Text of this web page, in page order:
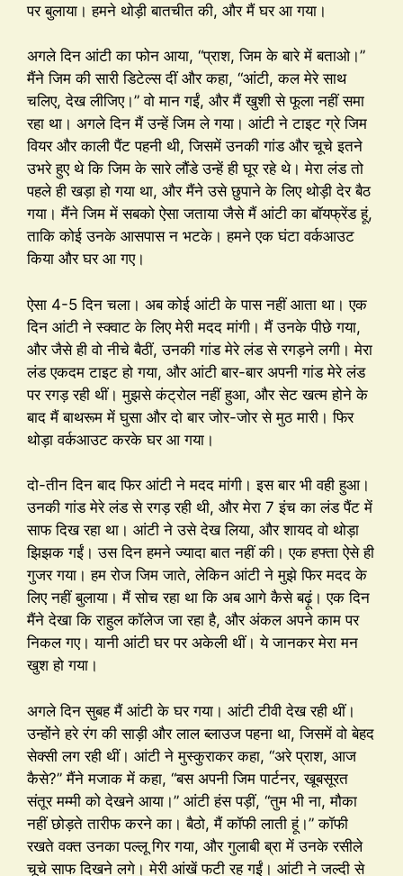
पर बुलाया। हमने थोड़ी बातचीत की, और मैं घर आ गया।
अगले दिन आंटी का फोन आया, “प्राश, जिम के बारे में बताओ।”
मैंने जिम की सारी डिटेल्स दीं और कहा, “आंटी, कल मेरे साथ
चलिए, देख लीजिए।” वो मान गईं, और मैं खुशी से फूला नहीं समा
रहा था। अगले दिन मैं उन्हें जिम ले गया। आंटी ने टाइट ग्रे जिम
वियर और काली पैंट पहनी थी, जिसमें उनकी गांड और चूचे इतने
उभरे हुए थे कि जिम के सारे लौंडे उन्हें ही घूर रहे थे। मेरा लंड तो
पहले ही खड़ा हो गया था, और मैंने उसे छुपाने के लिए थोड़ी देर बैठ
गया। मैंने जिम में सबको ऐसा जताया जैसे मैं आंटी का बॉयफ्रेंड हूं,
ताकि कोई उनके आसपास न भटके। हमने एक घंटा वर्कआउट
किया और घर आ गए।
ऐसा 4-5 दिन चला। अब कोई आंटी के पास नहीं आता था। एक
दिन आंटी ने स्क्वाट के लिए मेरी मदद मांगी। मैं उनके पीछे गया,
और जैसे ही वो नीचे बैठीं, उनकी गांड मेरे लंड से रगड़ने लगी। मेरा
लंड एकदम टाइट हो गया, और आंटी बार-बार अपनी गांड मेरे लंड
पर रगड़ रही थीं। मुझसे कंट्रोल नहीं हुआ, और सेट खत्म होने के
बाद मैं बाथरूम में घुसा और दो बार जोर-जोर से मुठ मारी। फिर
थोड़ा वर्कआउट करके घर आ गया।
दो-तीन दिन बाद फिर आंटी ने मदद मांगी। इस बार भी वही हुआ।
उनकी गांड मेरे लंड से रगड़ रही थी, और मेरा 7 इंच का लंड पैंट में
साफ दिख रहा था। आंटी ने उसे देख लिया, और शायद वो थोड़ा
झिझक गईं। उस दिन हमने ज्यादा बात नहीं की। एक हफ्ता ऐसे ही
गुजर गया। हम रोज जिम जाते, लेकिन आंटी ने मुझे फिर मदद के
लिए नहीं बुलाया। मैं सोच रहा था कि अब आगे कैसे बढ़ूं। एक दिन
मैंने देखा कि राहुल कॉलेज जा रहा है, और अंकल अपने काम पर
निकल गए। यानी आंटी घर पर अकेली थीं। ये जानकर मेरा मन
खुश हो गया।
अगले दिन सुबह मैं आंटी के घर गया। आंटी टीवी देख रही थीं।
उन्होंने हरे रंग की साड़ी और लाल ब्लाउज पहना था, जिसमें वो बेहद
सेक्सी लग रही थीं। आंटी ने मुस्कुराकर कहा, “अरे प्राश, आज
कैसे?” मैंने मजाक में कहा, “बस अपनी जिम पार्टनर, खूबसूरत
संतूर मम्मी को देखने आया।” आंटी हंस पड़ीं, “तुम भी ना, मौका
नहीं छोड़ते तारीफ करने का। बैठो, मैं कॉफी लाती हूं।” कॉफी
रखते वक्त उनका पल्लू गिर गया, और गुलाबी ब्रा में उनके रसीले
चूचे साफ दिखने लगे। मेरी आंखें फटी रह गईं। आंटी ने जल्दी से